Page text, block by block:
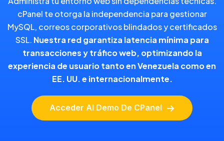
cPanel te otorga la independencia para gestionar
MySQL, correos corporativos blindados y certificados
SSL. Nuestra red garantiza latencia mínima para
transacciones y tráfico web, optimizando la
experiencia de usuario tanto en Venezuela como en
EE. UU. e internacionalmente.
Acceder Al Demo De CPanel